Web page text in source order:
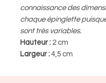
connaissance des
chaque épinglette
sont très variables.
Hauteur : 2 cm
Largeur : 4,5 cm